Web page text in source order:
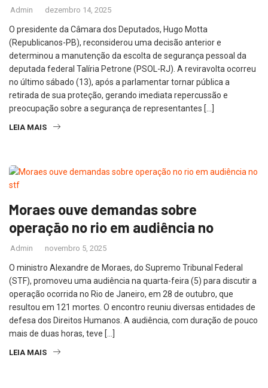
Admin dezembro 14, 2025
O presidente da Câmara dos Deputados, Hugo Motta
(Republicanos-PB), reconsiderou uma decisão anterior e
determinou a manutenção da escolta de segurança pessoal da
deputada federal Talíria Petrone (PSOL-RJ). A reviravolta ocorreu
no último sábado (13), após a parlamentar tornar pública a
retirada de sua proteção, gerando imediata repercussão e
preocupação sobre a segurança de representantes […]
LEIA MAIS
Moraes ouve demandas sobre
operação no rio em audiência no
Admin novembro 5, 2025
O ministro Alexandre de Moraes, do Supremo Tribunal Federal
(STF), promoveu uma audiência na quarta-feira (5) para discutir a
operação ocorrida no Rio de Janeiro, em 28 de outubro, que
resultou em 121 mortes. O encontro reuniu diversas entidades de
defesa dos Direitos Humanos. A audiência, com duração de pouco
mais de duas horas, teve […]
LEIA MAIS